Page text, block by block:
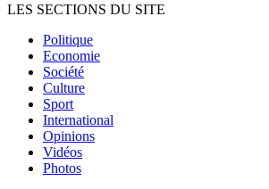
LES SECTIONS DU SITE
Politique
Economie
Société
Culture
Sport
International
Opinions
Vidéos
Photos